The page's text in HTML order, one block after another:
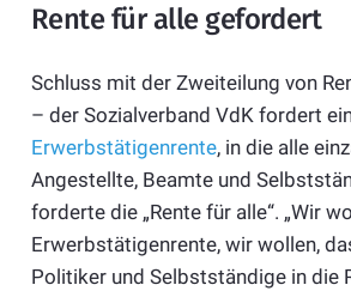
Rente für alle gefordert
Schluss mit der Zweiteilung von
– der Sozialverband VdK fordert
Erwerbstätigenrente, in die alle
Angestellte, Beamte und
forderte die „Rente für alle“. „Wir
Erwerbstätigenrente, wir wollen,
Politiker und Selbstständige in die